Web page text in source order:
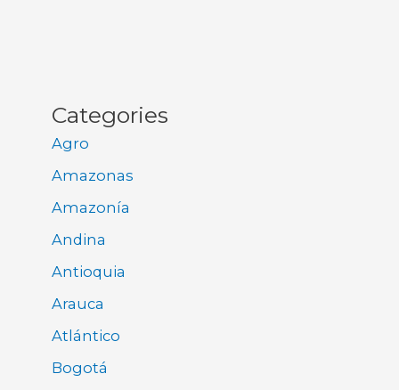
Categories
Agro
Amazonas
Amazonía
Andina
Antioquia
Arauca
Atlántico
Bogotá